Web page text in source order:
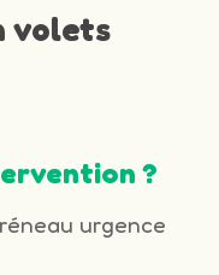
volets
?
urgence